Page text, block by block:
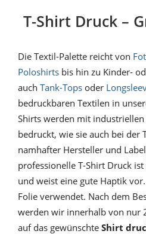
T-Shirt Druck –
Die Textil-Palette reicht von
Poloshirts bis hin zu Kinder-
auch Tank-Tops oder
bedruckbaren Textilen in
Shirts werden mit
bedruckt, wie sie auch bei der
namhafter Hersteller und
professionelle T-Shirt Druck ist
und weist eine gute Haptik
Folie verwendet. Nach dem
werden wir innerhalb von nur
auf das gewünschte Shirt